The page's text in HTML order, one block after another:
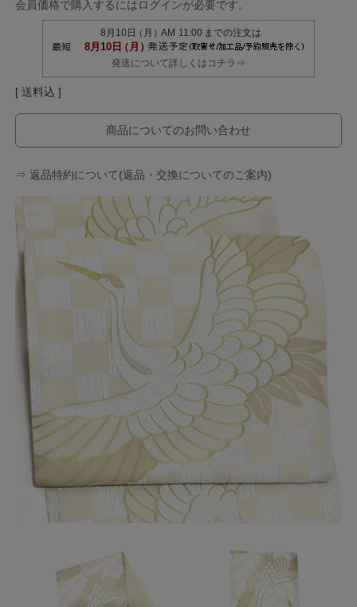
会員価格で購入するにはログインが必要です。
発送について詳しくはコチラ⇒
送料込
商品についてのお問い合わせ
⇒ 返品特約について(返品・交換についてのご案内)